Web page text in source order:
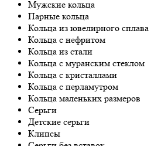
Мужские кольца
Парные кольца
Кольца из ювелирного сплава
Кольца с нефритом
Кольца из стали
Кольца с муранским стеклом
Кольца с кристаллами
Кольца с перламутром
Кольца маленьких размеров
Серьги
Детские серьги
Клипсы